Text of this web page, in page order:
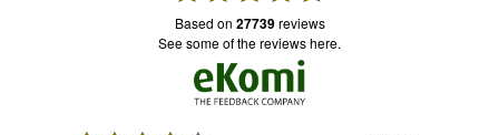
based on 27739reviews
see some of the reviews here.